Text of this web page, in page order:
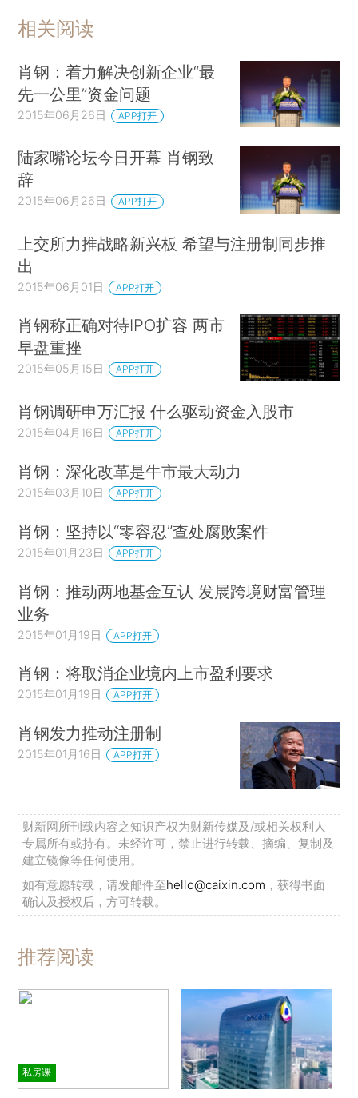
相关阅读
肖钢：着力解决创新企业“最
先一公里”资金问题
2015年06月26日 APP打开
陆家嘴论坛今日开幕 肖钢致
辞
2015年06月26日 APP打开
上交所力推战略新兴板 希望与注册制同步推
出
2015年06月01日 APP打开
肖钢称正确对待IPO扩容 两市
早盘重挫
2015年05月15日 APP打开
肖钢调研申万汇报 什么驱动资金入股市
2015年04月16日 APP打开
肖钢：深化改革是牛市最大动力
2015年03月10日 APP打开
肖钢：坚持以“零容忍”查处腐败案件
2015年01月23日 APP打开
肖钢：推动两地基金互认 发展跨境财富管理
业务
2015年01月19日 APP打开
肖钢：将取消企业境内上市盈利要求
2015年01月19日 APP打开
肖钢发力推动注册制
2015年01月16日 APP打开
财新网所刊载内容之知识产权为财新传媒及/或相关权利人
专属所有或持有。未经许可，禁止进行转载、摘编、复制及
建立镜像等任何使用。
如有意愿转载，请发邮件至hello@caixin.com ，获得书面
确认及授权后，方可转载。
推荐阅读
私房课